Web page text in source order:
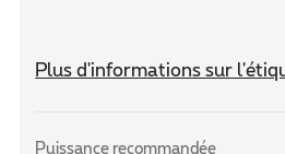
Plus d'informations sur
Puissance recommandée